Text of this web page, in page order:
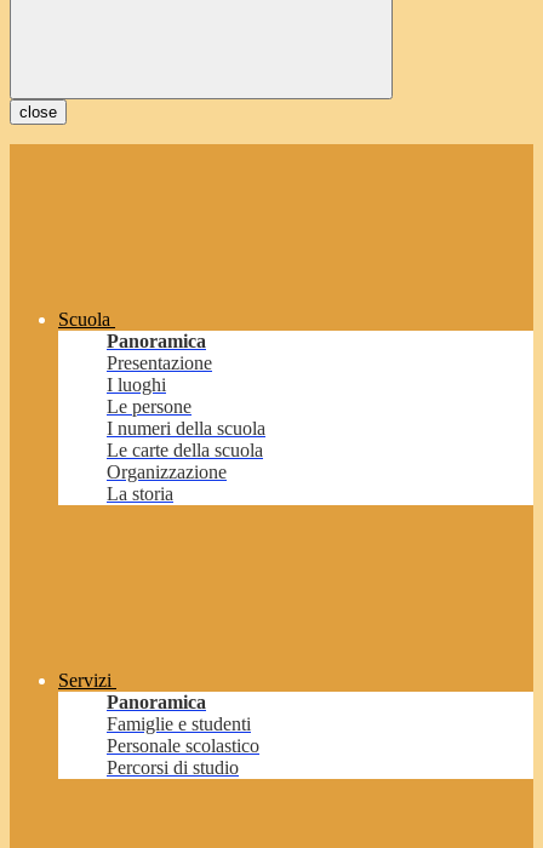
close
Scuola
Panoramica
Presentazione
I luoghi
Le persone
I numeri della scuola
Le carte della scuola
Organizzazione
La storia
Servizi
Panoramica
Famiglie e studenti
Personale scolastico
Percorsi di studio